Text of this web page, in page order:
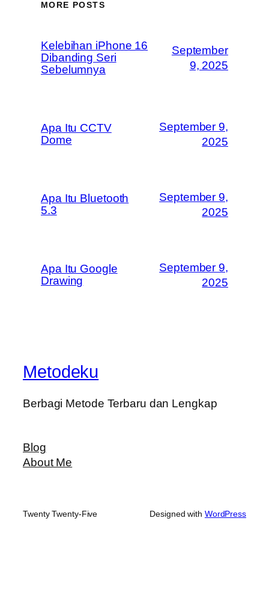
MORE POSTS
Kelebihan iPhone 16
Dibanding Seri
Sebelumnya
September
9, 2025
Apa Itu CCTV
Dome
September 9,
2025
Apa Itu Bluetooth
5.3
September 9,
2025
Apa Itu Google
Drawing
September 9,
2025
Metodeku
Berbagi Metode Terbaru dan Lengkap
Blog
About Me
Twenty Twenty-Five Designed with WordPress